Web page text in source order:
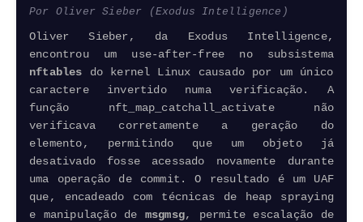
Por Oliver Sieber (ExodusIntelligence )
Oliver Sieber, da Exodus Intelligence,
encontrou um use-after-free no subsistema
nftables do kernel Linux causado por um único
caractere invertido numa verificação. A
função nft_map_catchall_activate não
verificava corretamente a geração do
elemento, permitindo que um objeto já
desativado fosse acessado novamente durante
uma operação de commit. O resultado é um UAF
que, encadeado com técnicas de heap spraying
e manipulação de msgmsg, permite escalação de